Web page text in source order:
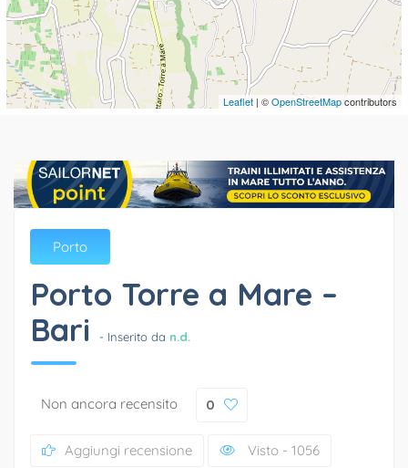
Leaflet | ©OpenStreetMapcontributors
Porto
Porto Torre a Mare –
Bari
- Inserito da n.d.
Non ancora recensito 0
Aggiungi recensione Visto - 1056